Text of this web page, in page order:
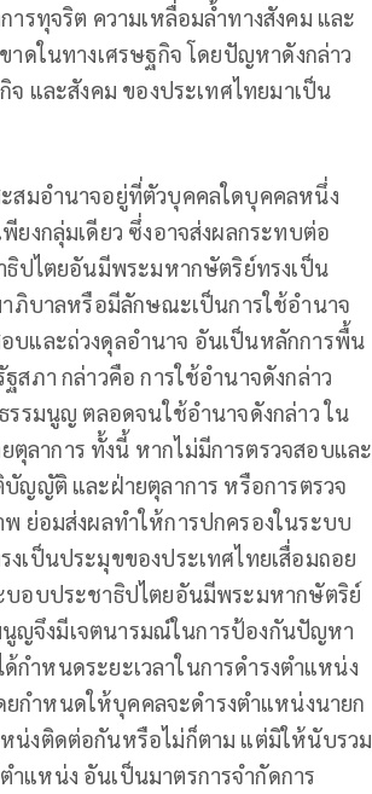
รทุจริต ความเหลื่อมล้ำทางสังคม และ
าดในทางเศรษฐกิจ โดยปัญหาดังกล่าว
และสังคม ของประเทศไทยมาเป็น
สมอำนาจอยู่ที่ตัวบุคคลใดบุคคลหนึ่ง
งกลุ่มเดียว ซึ่งอาจส่งผลกระทบต่อ
ธิปไตยอันมีพระมหากษัตริย์ทรงเป็น
าภิบาลหรือมีลักษณะเป็นการใช้อำนาจ
บและถ่วงดุลอำนาจ อันเป็นหลักการพื้น
ภา กล่าวคือ การใช้อำนาจดังกล่าว
รรมนูญ ตลอดจนใช้อำนาจดังกล่าว ใน
ลาการ ทั้งนี้ หากไม่มีการตรวจสอบและ
ญญัติ และฝ่ายตุลาการ หรือการตรวจ
ย่อมส่งผลทำให้การปกครองในระบบ
เป็นประมุขของประเทศไทยเสื่อมถอย
บอบประชาธิปไตยอันมีพระมหากษัตริย์
นูญจึงมีเจตนารมณ์ในการป้องกันปัญหา
กำหนดระยะเวลาในการดำรงตำแหน่ง
กำหนดให้บุคคลจะดำรงตำแหน่งนายก
น่งติดต่อกันหรือไม่ก็ตาม แต่มิให้นับรวม
แหน่ง อันเป็นมาตรการจำกัดการ